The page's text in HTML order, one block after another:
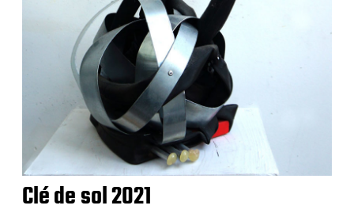
Clé de sol 2021